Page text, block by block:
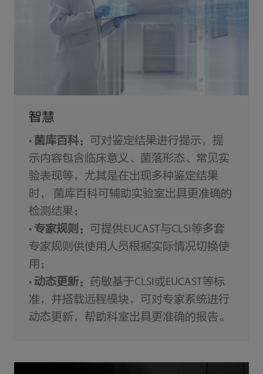
智慧
• 菌库百科：
可对鉴定结果进行提示，提
示内容包含临床意义、菌落形态、常见实
验表现等，尤其是在出现多种鉴定结果
时， 菌库百科可辅助实验室出具更准确的
检测结果；
• 专家规则：
可提供EUCAST与CLSI等多套
专家规则供使用人员根据实际情况切换使
用；
• 动态更新： 药敏基于CLSI或EUCAST等标
准，并搭载远程模块，可对专家系统进行
动态更新，帮助科室出具更准确的报告。